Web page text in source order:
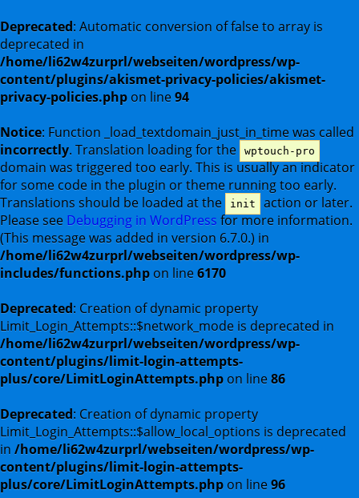
Deprecated: Automatic conversion of false to array is
deprecated in
/home/li62w4zurprl/webseiten/wordpress/wp-
content/plugins/akismet-privacy-policies/akismet-
privacy-policies.php on line94
Notice: Function _load_textdomain_just_in_time was called
incorrectly. Translation loading for the wptouch-pro
domain was triggered too early. This is usually an indicator
for some code in the plugin or theme running too early.
Translations should be loaded at the
init
action or later.
Please see Debugging in WordPress for more information.
(This message was added in version 6.7.0.) in
/home/li62w4zurprl/webseiten/wordpress/wp-
includes/functions.php on line6170
Deprecated: Creation of dynamic property
Limit_Login_Attempts::$network_mode is deprecated in
/home/li62w4zurprl/webseiten/wordpress/wp-
content/plugins/limit-login-attempts-
plus/core/LimitLoginAttempts.php on line86
Deprecated: Creation of dynamic property
Limit_Login_Attempts::$allow_local_options is deprecated
in /home/li62w4zurprl/webseiten/wordpress/wp-
content/plugins/limit-login-attempts-
plus/core/LimitLoginAttempts.php on line96